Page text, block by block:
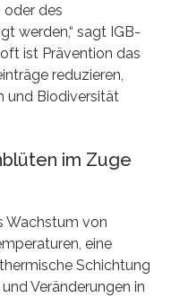
oder des
werden,“ sagt IGB-
ist Prävention das
reduzieren,
und Biodiversität
im Zuge
Wachstum von
eine
Schichtung
Veränderungen in